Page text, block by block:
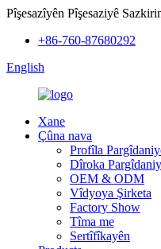
Pîşesazîyên Pîşesaziyê
+86-760-87680292
English
Xane
Çûna nava
Profîla
Dîroka
OEM & ODM
Vîdyoya Şirketa
Factory Show
Tîma me
Sertîfîkayên